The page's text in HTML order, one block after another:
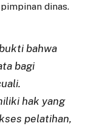
dinas.
bahwa
bagi
hak yang
pelatihan,